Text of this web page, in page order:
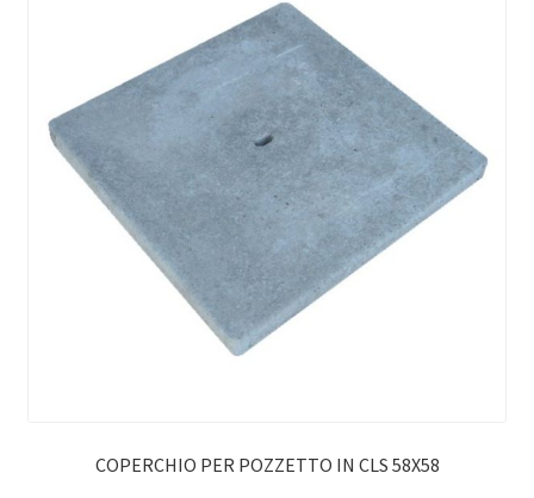
COPERCHIO PER POZZETTO IN CLS 58X58